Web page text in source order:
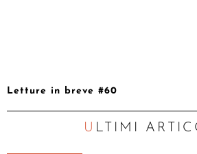
Letture in breve #60
ULTIMI